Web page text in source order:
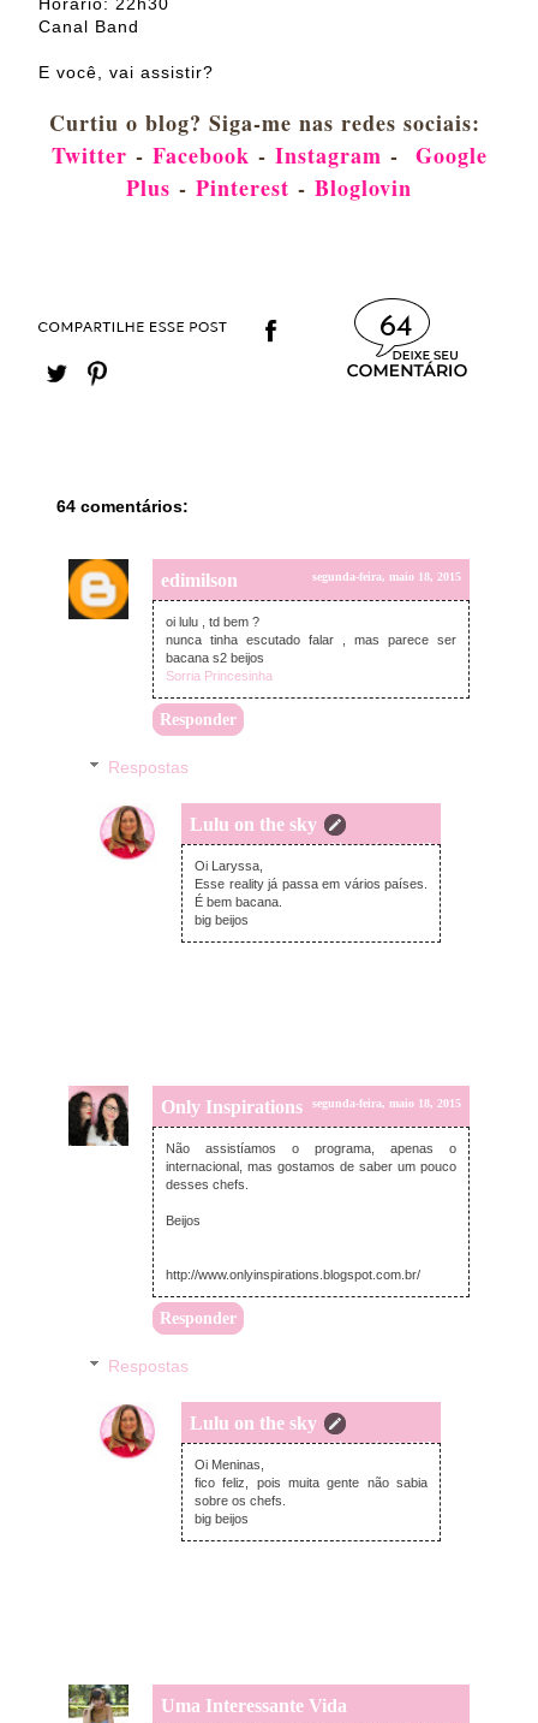
Canal Band
E você, vai assistir?
Curtiu o blog? Siga-me nas redes sociais:
Twitter - Facebook - Instagram - Google
Plus - Pinterest - Bloglovin
64
64 comentários:
edimilson segunda-feira, maio 18, 2015
oi lulu , td bem ?
nunca tinha escutado falar , mas parece ser
bacana s2 beijos
Sorria Princesinha
Responder
Respostas
Lulu on the sky
terça-feira, maio 19, 2015
Oi Laryssa,
Esse reality já passa em vários países.
É bem bacana.
big beijos
Only Inspirations segunda-feira, maio 18, 2015
Não assistíamos o programa, apenas o
internacional, mas gostamos de saber um pouco
desses chefs.
Beijos
http://www.onlyinspirations.blogspot.com.br/
Responder
Respostas
Lulu on the sky
terça-feira, maio 19, 2015
Oi Meninas,
fico feliz, pois muita gente não sabia
sobre os chefs.
big beijos
Uma Interessante Vida